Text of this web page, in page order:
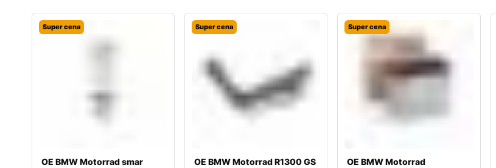
Super cena
OE BMW Motorrad smar
Super cena
OE BMW Motorrad R1300 GS
Super cena
OE BMW Motorrad